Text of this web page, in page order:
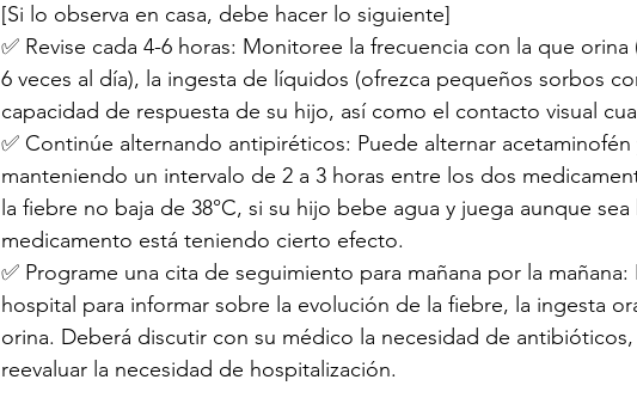
[Si lo observa en casa, debe hacer lo siguiente]
✅ Revise cada 4-6 horas: Monitoree la frecuencia con la que
6 veces al día), la ingesta de líquidos (ofrezca pequeños sorbos
capacidad de respuesta de su hijo, así como el contacto visual
✅ Continúe alternando antipiréticos: Puede alternar
manteniendo un intervalo de 2 a 3 horas entre los dos
la fiebre no baja de 38°C, si su hijo bebe agua y juega aunque sea
medicamento está teniendo cierto efecto.
✅ Programe una cita de seguimiento para mañana por la mañana:
hospital para informar sobre la evolución de la fiebre, la ingesta
orina. Deberá discutir con su médico la necesidad de
reevaluar la necesidad de hospitalización.